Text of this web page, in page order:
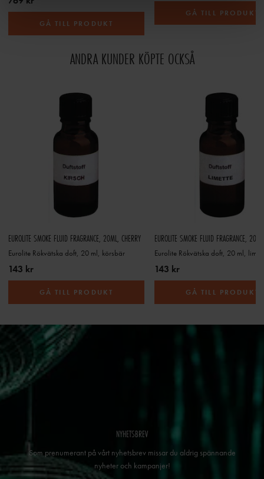
GÅ TILL PRODUKT
GÅ TILL PRODUKT
ANDRA KUNDER KÖPTE OCKSÅ
EUROLITE SMOKE FLUID FRAGRANCE, 20ML, CHERRY
Eurolite Rökvätska doft, 20 ml, körsbär
143 kr
GÅ TILL PRODUKT
EUROLITE SMOKE FLUID FRAGRANCE,
Eurolite Rökvätska doft, 20 ml, lime
143 kr
GÅ TILL PRODUKT
NYHETSBREV
Som prenumerant på vårt nyhetsbrev missar du aldrig spännande
nyheter och kampanjer!